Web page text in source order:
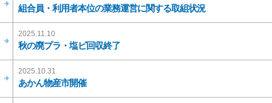
組合員・利用者本位の業務運営に関する取組状況
2025.11.10
秋の廃プラ・塩ビ回収終了
2025.10.31
あかん物産市開催